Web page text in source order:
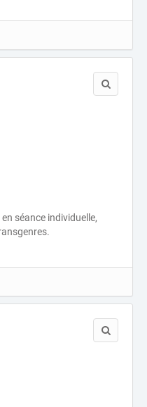
séance individuelle,